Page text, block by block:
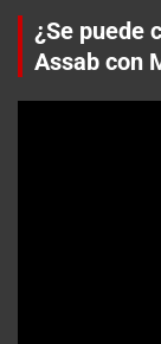
¿Se puede
Assab con